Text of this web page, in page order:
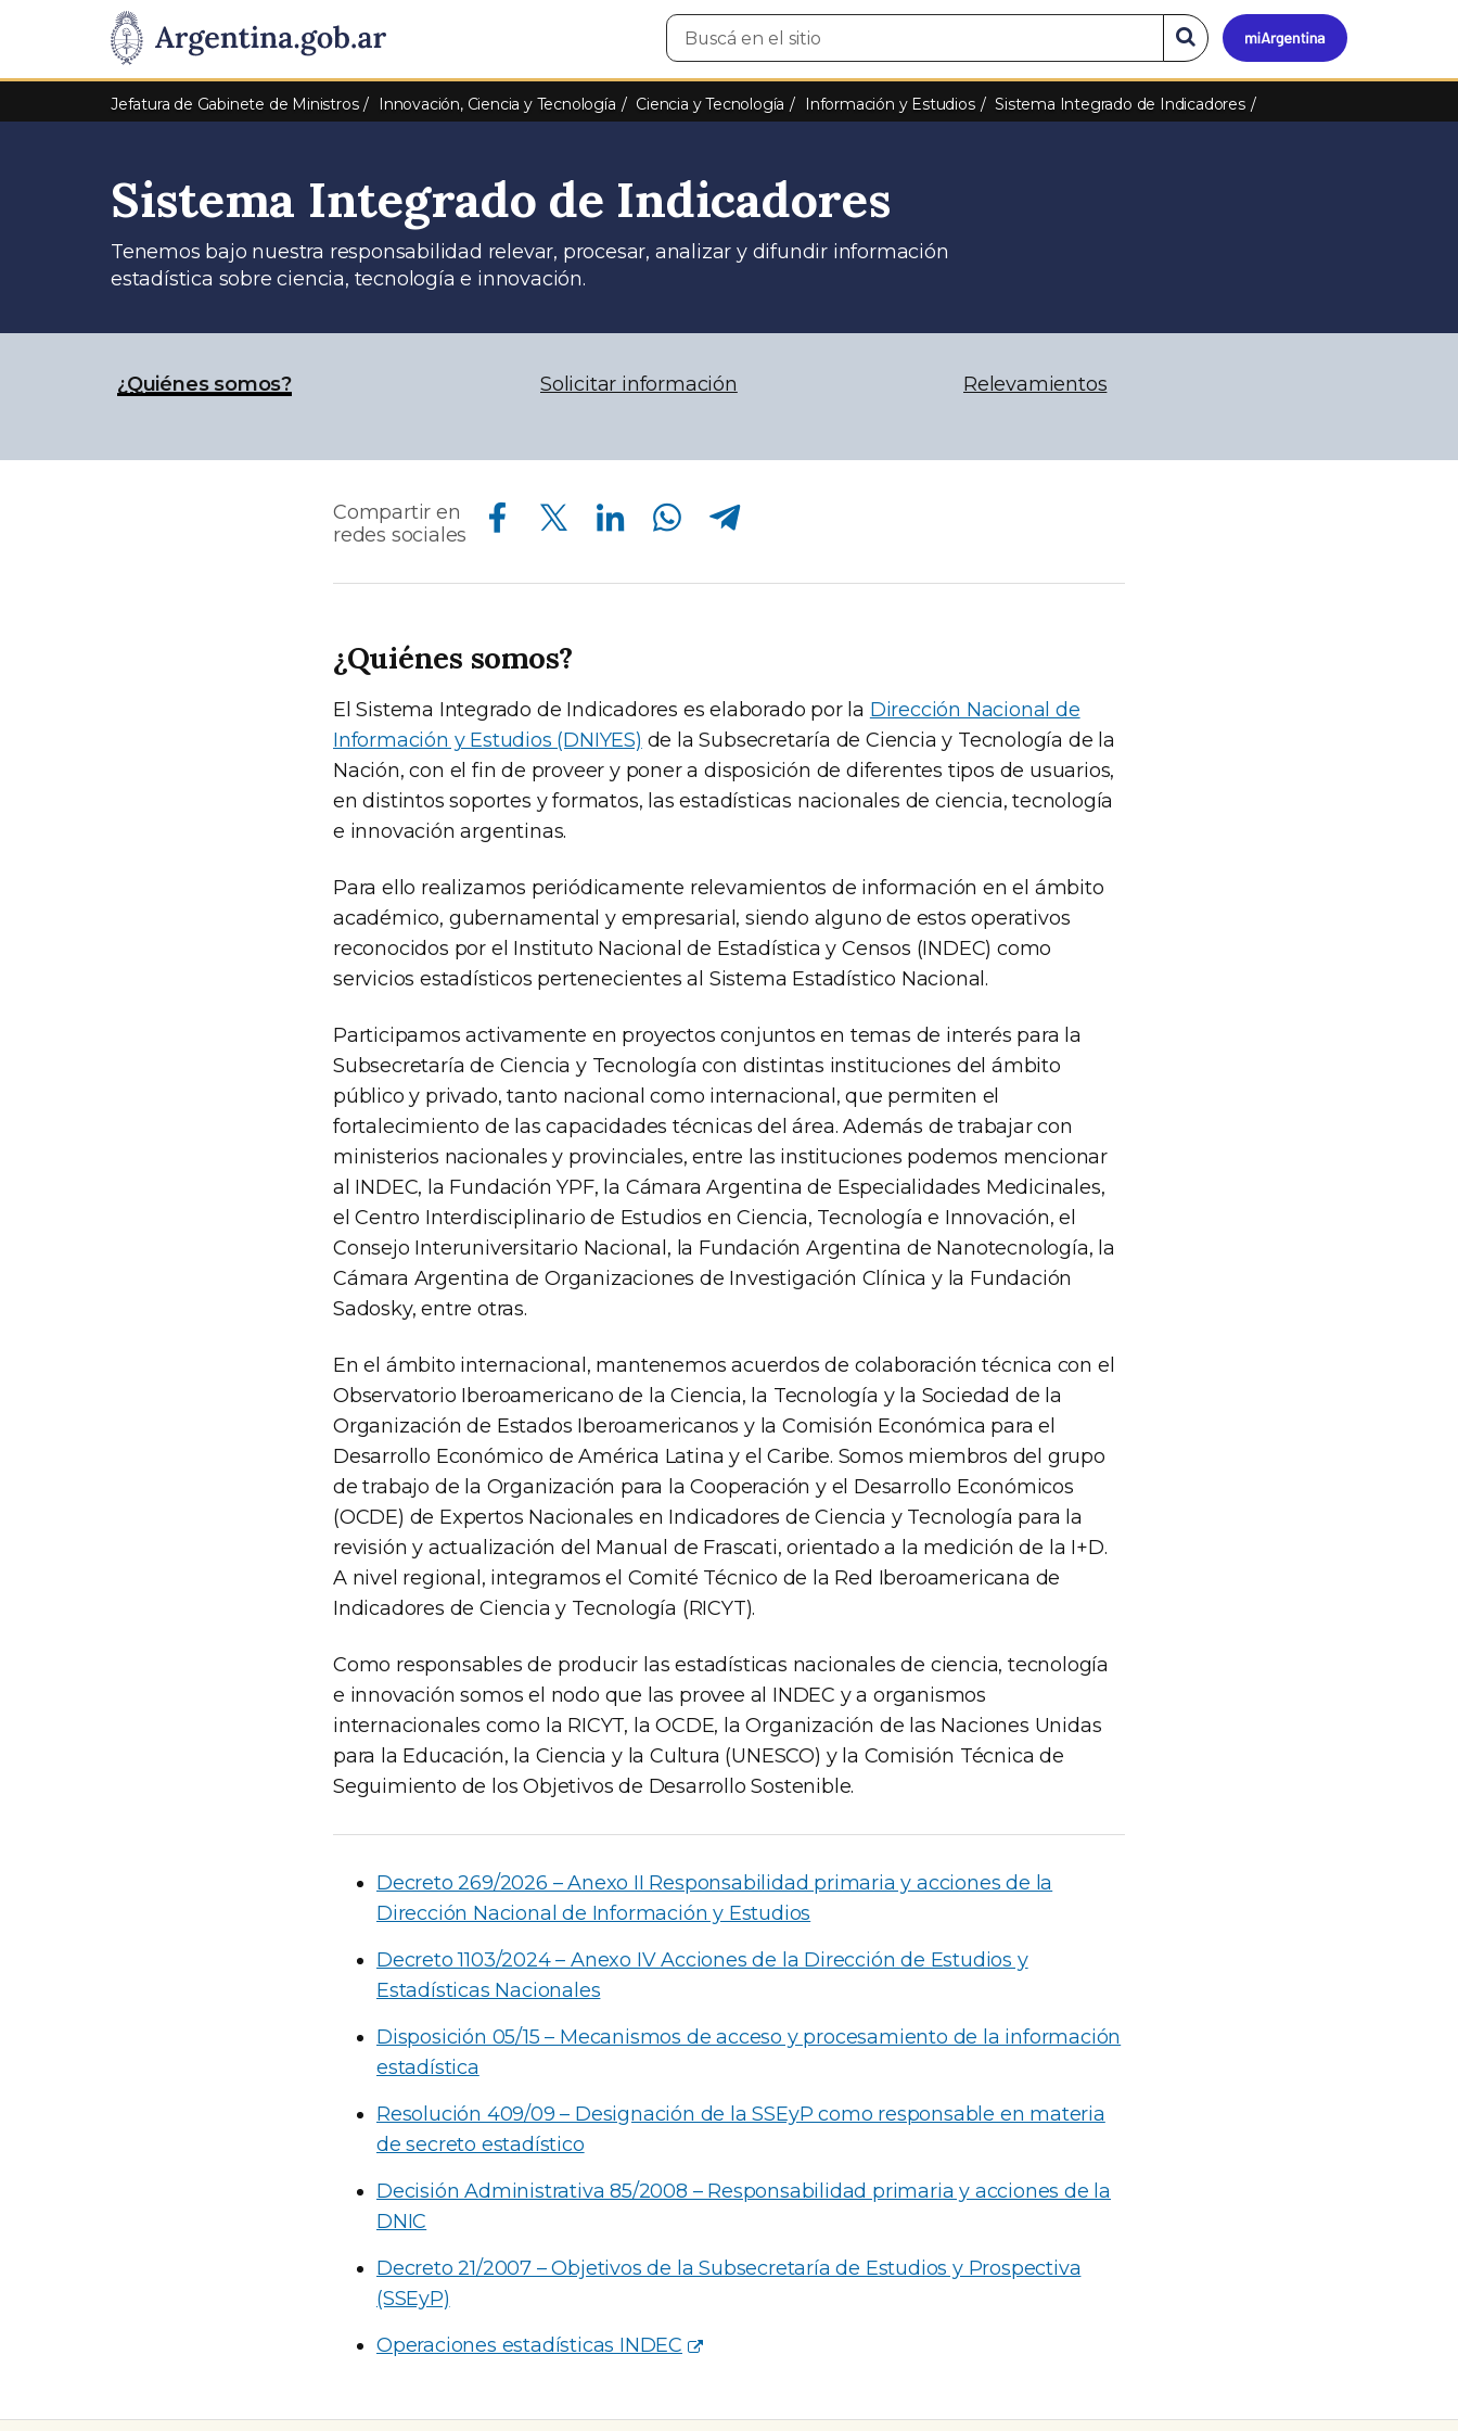
Presidencia
de
Pasar al contenido principal
Mi
Buscar
en
sitio
Buscar
en
el
sitio
Jefatura de Gabinete de Ministros Innovación, Ciencia y Tecnología Ciencia y Tecnología Información y Estudios Sistema Integrado de Indicadores
Sistema Integrado de Indicadores
Tenemos bajo nuestra responsabilidad relevar, procesar, analizar y difundir información
estadística sobre ciencia, tecnología e innovación.
¿Quiénes somos? Solicitar información Relevamientos
Compartir en
redes sociales
Compartir en Facebook Compartir en Twitter Compartir en Linkedin Compartir en Whatsapp Compartir en Telegram
¿Quiénes somos?
El Sistema Integrado de Indicadores es elaborado por la Dirección Nacional de
Información y Estudios (DNIYES) de la Subsecretaría de Ciencia y Tecnología de la
Nación, con el fin de proveer y poner a disposición de diferentes tipos de usuarios,
en distintos soportes y formatos, las estadísticas nacionales de ciencia, tecnología
e innovación argentinas.
Para ello realizamos periódicamente relevamientos de información en el ámbito
académico, gubernamental y empresarial, siendo alguno de estos operativos
reconocidos por el Instituto Nacional de Estadística y Censos (INDEC) como
servicios estadísticos pertenecientes al Sistema Estadístico Nacional.
Participamos activamente en proyectos conjuntos en temas de interés para la
Subsecretaría de Ciencia y Tecnología con distintas instituciones del ámbito
público y privado, tanto nacional como internacional, que permiten el
fortalecimiento de las capacidades técnicas del área. Además de trabajar con
ministerios nacionales y provinciales, entre las instituciones podemos mencionar
al INDEC, la Fundación YPF, la Cámara Argentina de Especialidades Medicinales,
el Centro Interdisciplinario de Estudios en Ciencia, Tecnología e Innovación, el
Consejo Interuniversitario Nacional, la Fundación Argentina de Nanotecnología, la
Cámara Argentina de Organizaciones de Investigación Clínica y la Fundación
Sadosky, entre otras.
En el ámbito internacional, mantenemos acuerdos de colaboración técnica con el
Observatorio Iberoamericano de la Ciencia, la Tecnología y la Sociedad de la
Organización de Estados Iberoamericanos y la Comisión Económica para el
Desarrollo Económico de América Latina y el Caribe. Somos miembros del grupo
de trabajo de la Organización para la Cooperación y el Desarrollo Económicos
(OCDE) de Expertos Nacionales en Indicadores de Ciencia y Tecnología para la
revisión y actualización del Manual de Frascati, orientado a la medición de la I+D.
A nivel regional, integramos el Comité Técnico de la Red Iberoamericana de
Indicadores de Ciencia y Tecnología (RICYT).
Como responsables de producir las estadísticas nacionales de ciencia, tecnología
e innovación somos el nodo que las provee al INDEC y a organismos
internacionales como la RICYT, la OCDE, la Organización de las Naciones Unidas
para la Educación, la Ciencia y la Cultura (UNESCO) y la Comisión Técnica de
Seguimiento de los Objetivos de Desarrollo Sostenible.
Decreto 269/2026 – Anexo II Responsabilidad primaria y acciones de la
Dirección Nacional de Información y Estudios
Decreto 1103/2024 – Anexo IV Acciones de la Dirección de Estudios y
Estadísticas Nacionales
Disposición 05/15 – Mecanismos de acceso y procesamiento de la información
estadística
Resolución 409/09 – Designación de la SSEyP como responsable en materia
de secreto estadístico
Decisión Administrativa 85/2008 – Responsabilidad primaria y acciones de la
DNIC
Decreto 21/2007 – Objetivos de la Subsecretaría de Estudios y Prospectiva
(SSEyP)
Operaciones estadísticas INDEC